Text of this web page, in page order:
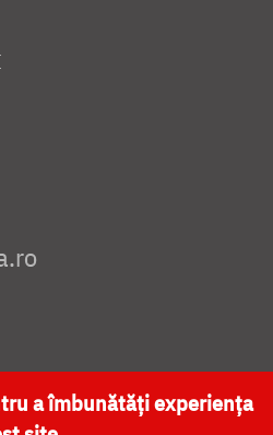
CATEDRALA NAȚIONALĂ
a îmbunătăți experiența